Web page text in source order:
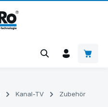
Kanal-TV
Zubehör